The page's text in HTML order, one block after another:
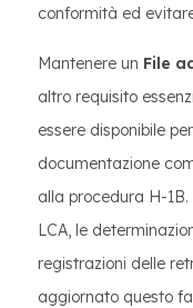
conformità ed
Mantenere un File
altro requisito
essere disponibile
documentazione
alla procedura H-
LCA, le
registrazioni delle
aggiornato questo